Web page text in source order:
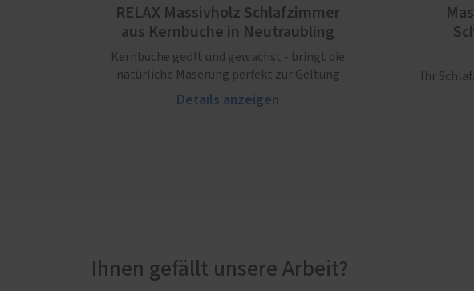
RELAX Massivholz Schlafzimmer
aus Kernbuche in Neutraubling
Kernbuche geölt und gewachst - bringt die
natürliche Maserung perfekt zur Geltung
Details anzeigen
Ihr
Ihnen gefällt unsere Arbeit?